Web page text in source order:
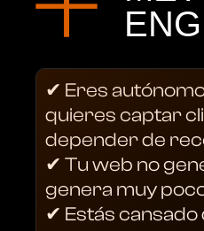
✔ Eres
quieres captar
depender de
✔ Tu web no
genera muy
✔ Estás cansado